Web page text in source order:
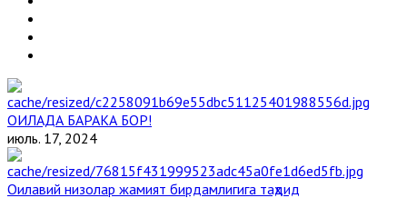
ОИЛАДА БАРАКА БОР!
июль. 17, 2024
Оилавий низолар жамият бирдамлигига таҳдид